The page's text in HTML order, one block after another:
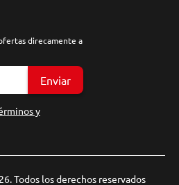
direcamente a
Enviar
y
Todos los derechos reservados